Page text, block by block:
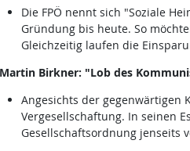
Die FPÖ nennt sich "Soziale
Gründung bis heute. So
Gleichzeitig laufen die
Martin Birkner: "Lob des
Angesichts der gegenwärtigen
Vergesellschaftung. In seinen
Gesellschaftsordnung jenseits